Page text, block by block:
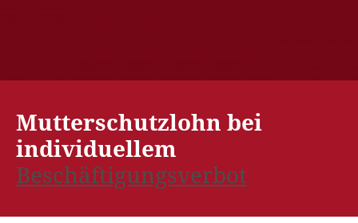
Mutterschutzlohn bei
individuellem
Beschäftigungsverbot